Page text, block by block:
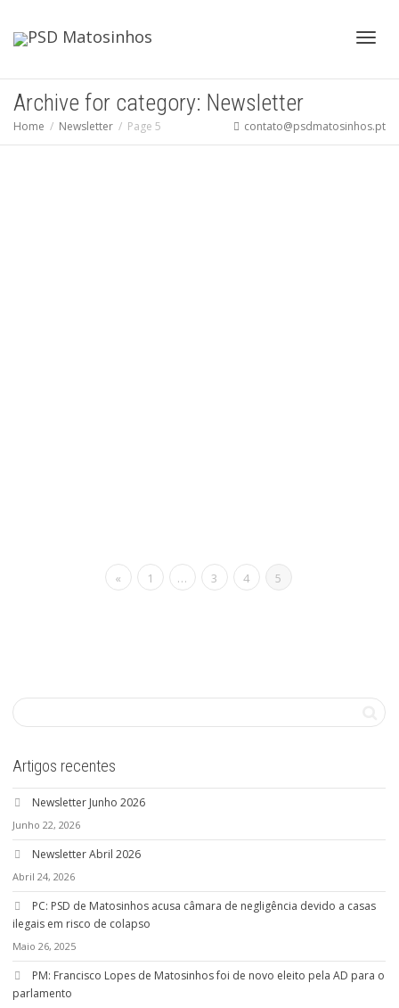
Archive for category: Newsletter
Home Newsletter Page 5 contato@psdmatosinhos.pt
« 1 … 3 4 5
Artigos recentes
Newsletter Junho 2026
Junho 22, 2026
Newsletter Abril 2026
Abril 24, 2026
PC: PSD de Matosinhos acusa câmara de negligência devido a casas
ilegais em risco de colapso
Maio 26, 2025
PM: Francisco Lopes de Matosinhos foi de novo eleito pela AD para o
parlamento